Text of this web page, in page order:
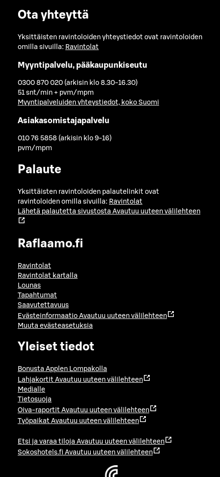
Ota yhteyttä
Yksittäisten ravintoloiden yhteystiedot ovat ravintoloiden
omilla sivuilla: Ravintolat
Myyntipalvelu, pääkaupunkiseutu
0300 870 020 (arkisin klo 8.30-16.30)
51 snt/min + pvm/mpm
Myyntipalveluiden yhteystiedot, koko Suomi
Asiakasomistajapalvelu
010 76 5858 (arkisin klo 9-16)
pvm/mpm
Palaute
Yksittäisten ravintoloiden palautelinkit ovat
ravintoloiden omilla sivuilla: Ravintolat
Lähetä palautetta sivustosta Avautuu uuteen välilehteen
Raflaamo.fi
Ravintolat
Ravintolat kartalla
Lounas
Tapahtumat
Saavutettavuus
Evästeinformaatio Avautuu uuteen välilehteen
Muuta evästeasetuksia
Yleiset tiedot
Bonusta Applen Lompakolla
Lahjakortit Avautuu uuteen välilehteen
Medialle
Tietosuoja
Oiva-raportit Avautuu uuteen välilehteen
Työpaikat Avautuu uuteen välilehteen
Etsi ja varaa tiloja Avautuu uuteen välilehteen
Sokoshotels.fi Avautuu uuteen välilehteen